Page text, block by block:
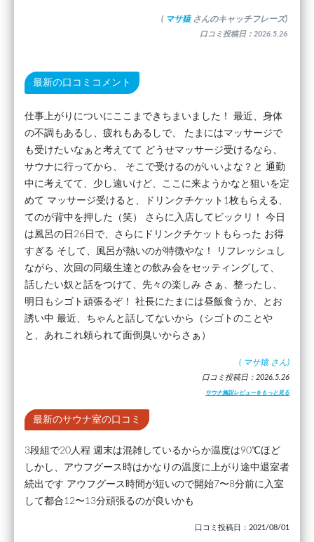
( マサ猿 さんのキャッチフレーズ)
口コミ投稿日：2026.5.26
最新の口コミコメント
仕事上がりについにここまできちまいました！ 最近、身体
の不調もあるし、疲れもあるしで、 たまにはマッサージで
も受けたいなぁと考えてて どうせマッサージ受けるなら、
サウナに行ってから、 そこで受けるのがいいよな？と 通勤
中に考えてて、少し遠いけど、ここに来ようかなと狙いを定
めて マッサージ受けると、ドリンクチケット1枚もらえる、
てのが背中を押した（笑） さらに入店してビックリ！ 今日
は風呂の日26日で、さらにドリンクチケットもらった お得
すぎる そして、風呂が熱いのが特徴やな！ リフレッシュし
ながら、次回の同級生達との飲み会をセッティングして、
話したい奴と話をつけて、先々の楽しみ さぁ、整ったし、
明日もシゴト頑張るぞ！ 社長にたまには昼飯食うか、とお
誘い中 最近、ちゃんと話してないから（シゴトのことや
と、あれこれ頼られて面倒臭いからさぁ）
( マサ猿 さん)
口コミ投稿日：2026.5.26
サウナ施設レビューをもっと見る
最新のサウナ室の口コミ
3段組で20人程 週末は混雑しているからか温度は90℃ほど
しかし、アウフグース時はかなりの温度に上がり途中退室者
続出です アウフグース時間が短いので開始7〜8分前に入室
して都合12〜13分頑張るのが良いかも
口コミ投稿日：2021/08/01